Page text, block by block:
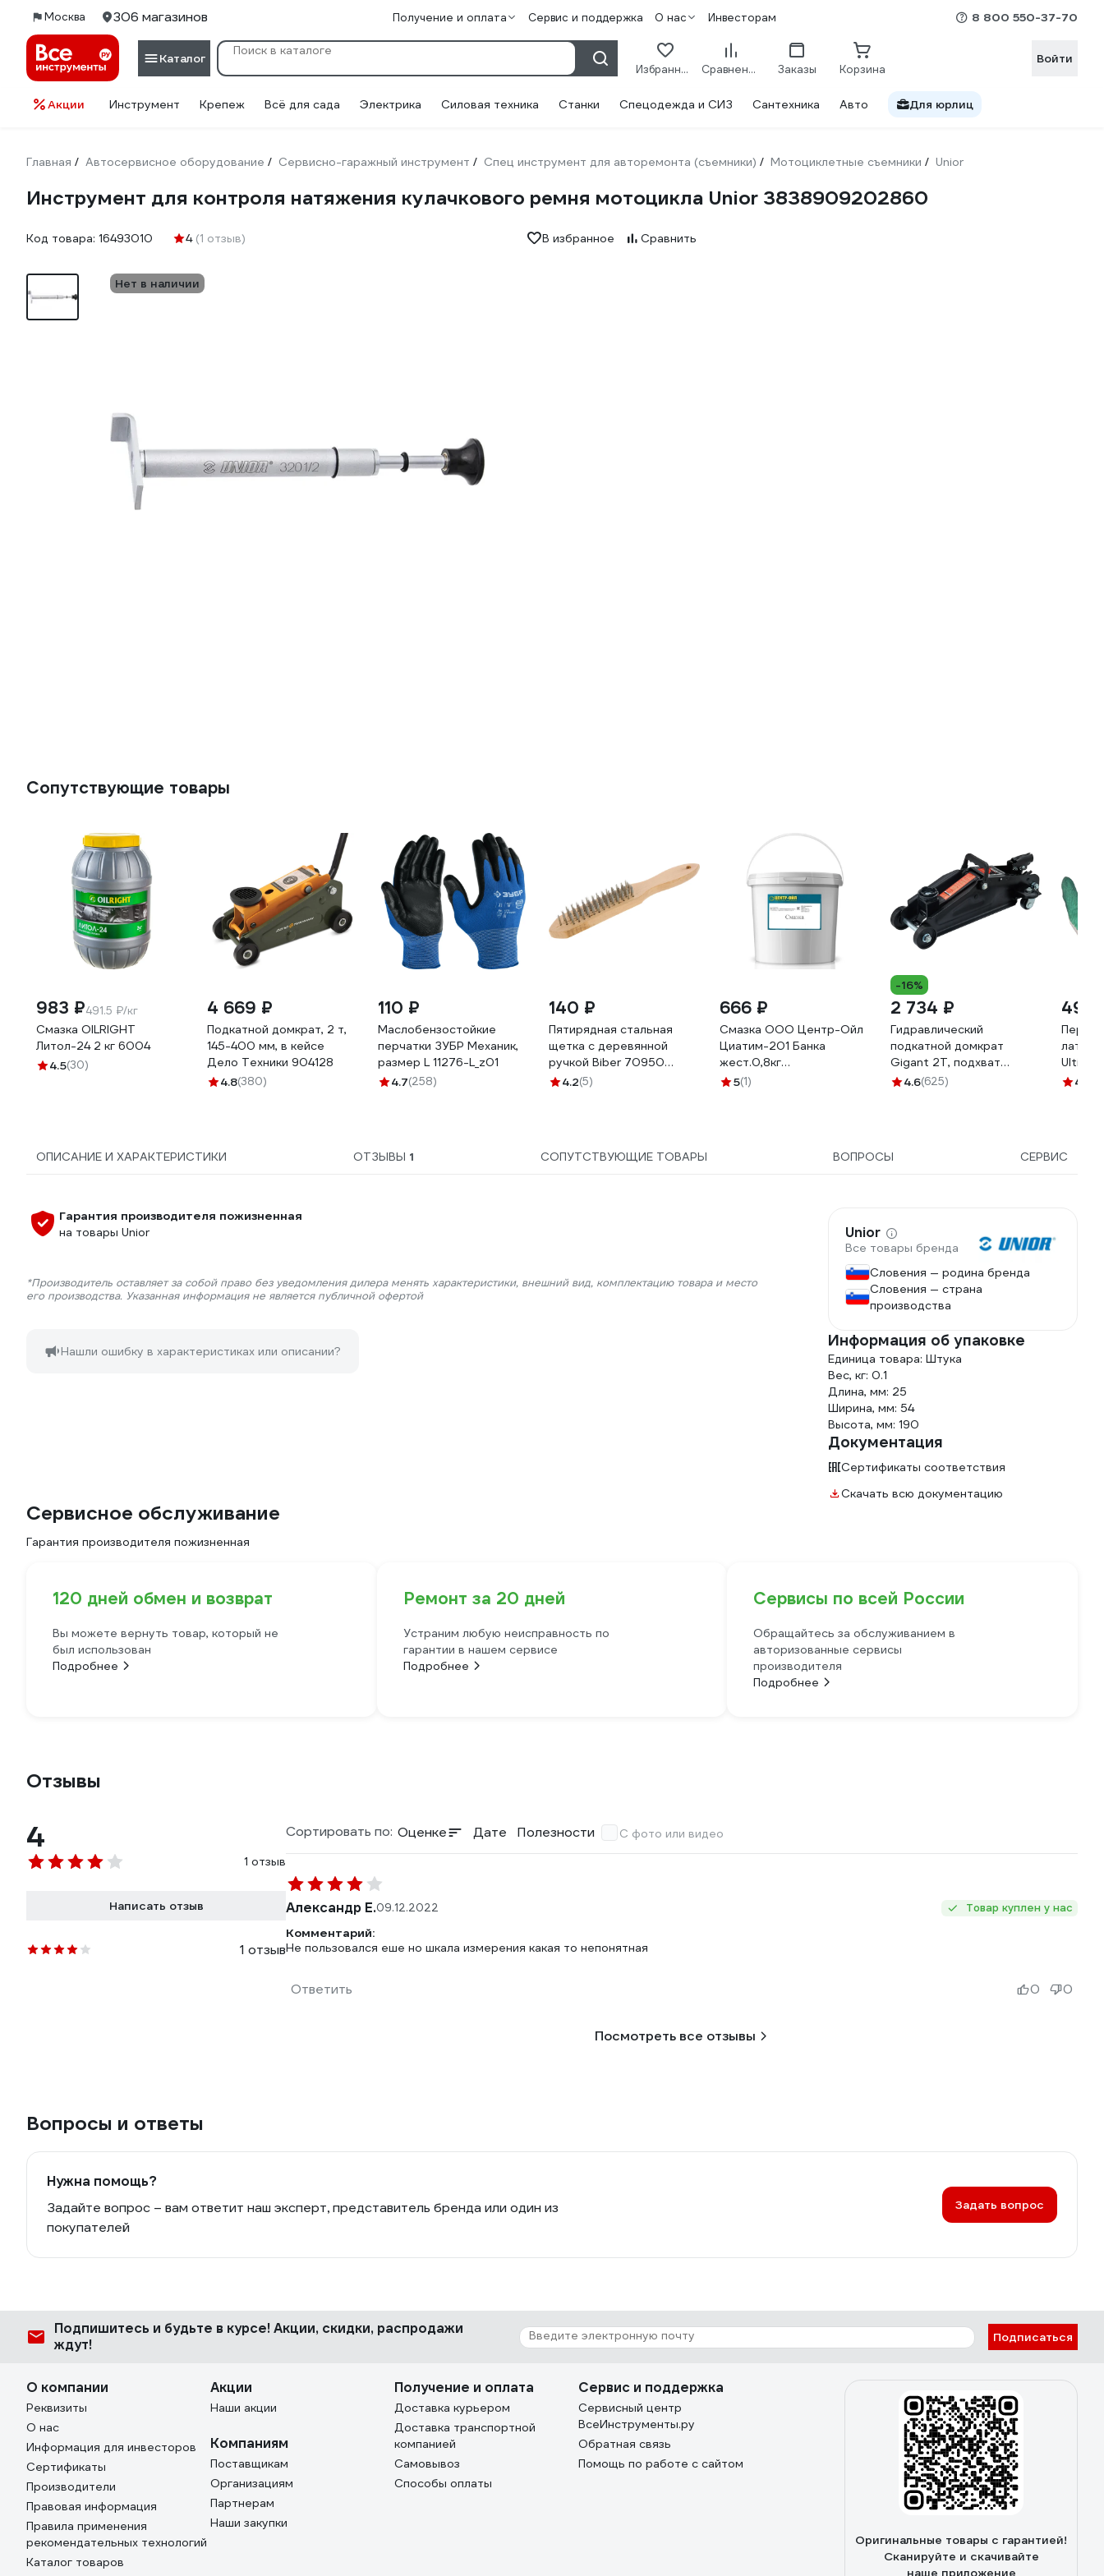
Москва 306 магазинов Получение и оплата Сервис и поддержка О нас Инвесторам 8 800 550-37-70
Каталог
Избранное Сравнение Заказы Корзина
Войти
Акции Инструмент Крепеж Всё для сада Электрика Силовая техника Станки Спецодежда и СИЗ Сантехника Авто Для юрлиц
Главная / Автосервисное оборудование / Сервисно-гаражный инструмент / Спец инструмент для авторемонта (съемники) / Мотоциклетные съемники / Unior
Инструмент для контроля натяжения кулачкового ремня мотоцикла Unior 3838909202860
Код товара: 16493010 4 (1 отзыв) В избранное Сравнить
Нет в наличии
Сопутствующие товары
983 ₽491.5 ₽/кг
Смазка OILRIGHT
Литол-24 2 кг 6004
4.5(30)
4 669 ₽
Подкатной домкрат, 2 т,
145-400 мм, в кейсе
Дело Техники 904128
4.8(380)
110 ₽
Маслобензостойкие
перчатки ЗУБР Механик,
размер L 11276-L_z01
4.7(258)
140 ₽
Пятирядная стальная
щетка с деревянной
ручкой Biber 70950
тов-076238
4.2(5)
666 ₽
Смазка ООО Центр-Ойл
Циатим-201 Банка
жест.0,8кг
3495857675001
5(1)
-16%
2 734 ₽
Гидравлический
подкатной домкрат
Gigant 2Т, подхват
140мм, подъем350мм,
4.6(625)
49
Ultima,
204.5
ОПИСАНИЕ И ХАРАКТЕРИСТИКИ ОТЗЫВЫ 1 СОПУТСТВУЮЩИЕ ТОВАРЫ ВОПРОСЫ СЕРВИС
Гарантия производителя пожизненная
на товары Unior
*Производитель оставляет за собой право без уведомления дилера менять характеристики, внешний вид, комплектацию товара и место
его производства. Указанная информация не является публичной офертой
Нашли ошибку в характеристиках или описании?
Unior
Все товары бренда
Словения — родина бренда
Словения — страна
производства
Информация об упаковке
Единица товара: Штука
Вес, кг: 0.1
Длина, мм: 25
Ширина, мм: 54
Высота, мм: 190
Документация
Сертификаты соответствия
Скачать всю документацию
Сервисное обслуживание
Гарантия производителя пожизненная
120 дней обмен и возврат
Вы можете вернуть товар, который не
был использован
Подробнее
Ремонт за 20 дней
Устраним любую неисправность по
гарантии в нашем сервисе
Подробнее
Сервисы по всей России
Обращайтесь за обслуживанием в
авторизованные сервисы
производителя
Подробнее
Отзывы
4
1 отзыв
Написать отзыв
1 отзыв
Сортировать по: Оценке Дате Полезности С фото или видео
Александр Е.09.12.2022 Товар куплен у нас
Комментарий:
Не пользовался еше но шкала измерения какая то непонятная
Ответить 0 0
Посмотреть все отзывы
Вопросы и ответы
Нужна помощь?
Задайте вопрос – вам ответит наш эксперт, представитель бренда или один из
покупателей
Задать вопрос
Подпишитесь и будьте в курсе! Акции, скидки, распродажи
ждут!
Подписаться
О компании
Реквизиты
О нас
Информация для инвесторов
Сертификаты
Производители
Правовая информация
Правила применения
рекомендательных технологий
Каталог товаров
Акции
Наши акции
Компаниям
Поставщикам
Организациям
Партнерам
Наши закупки
Получение и оплата
Доставка курьером
Доставка транспортной
компанией
Самовывоз
Способы оплаты
Сервис и поддержка
Сервисный центр
ВсеИнструменты.ру
Обратная связь
Помощь по работе с сайтом
Оригинальные товары с гарантией!
Сканируйте и скачивайте
наше приложение